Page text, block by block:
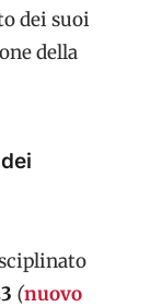
dei suoi
della
(nuovo